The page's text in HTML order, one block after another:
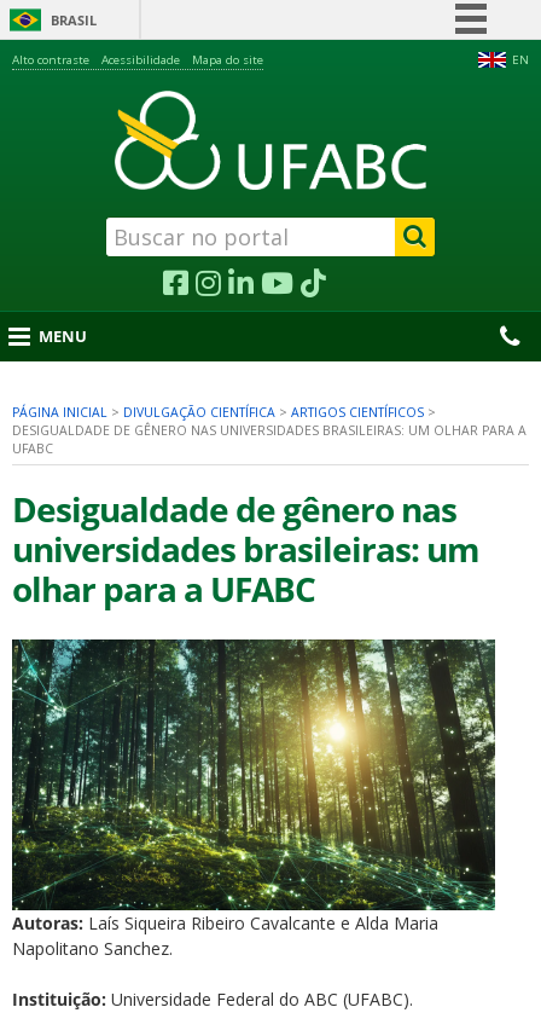
BRASIL
Acesso à informação
Legislação
Canais
EN
Alto contraste Acessibilidade Mapa do site
MENU
PÁGINA INICIAL > DIVULGAÇÃO CIENTÍFICA > ARTIGOS CIENTÍFICOS >
DESIGUALDADE DE GÊNERO NAS UNIVERSIDADES BRASILEIRAS: UM OLHAR PARA A
UFABC
Desigualdade de gênero nas
universidades brasileiras: um
olhar para a UFABC
Autoras: Laís Siqueira Ribeiro Cavalcante e Alda Maria
Napolitano Sanchez.
Instituição: Universidade Federal do ABC (UFABC).